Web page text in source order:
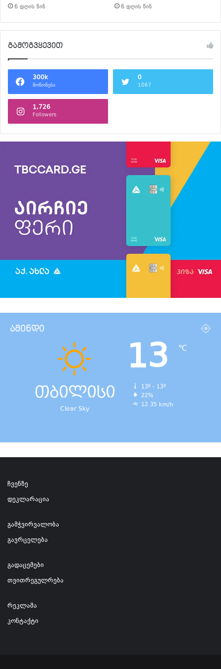
6 დღის წინ 6 დღის წინ
გამოგვყევით
300k
მოწონება
0
1067
1,726
Followers
ამინდი
თბილისი
Clear Sky
13 ℃
13º - 13º
22%
12.35 km/h
ჩვენზე
დეკლარაცია
გამჭვირვალობა
გავრცელება
გადაცემები
თვითრეგულრება
რეკლამა
კონტაქტი